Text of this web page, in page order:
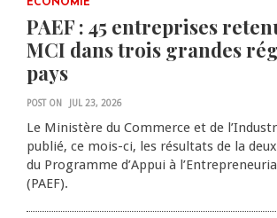
ECONOMIE
PAEF : 45 entreprises
MCI dans trois grandes
pays
POST ON JUL 23, 2026
Le Ministère du Commerce et de
publié, ce mois-ci, les résultats de la
du Programme d’Appui à
(PAEF).